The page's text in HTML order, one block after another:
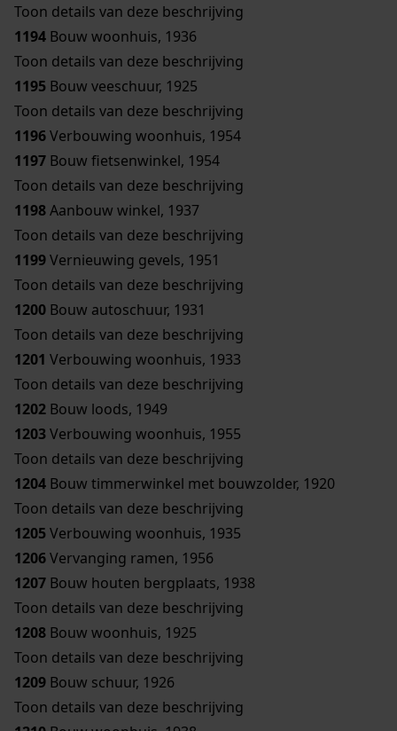
Toon details van deze beschrijving
1194 Bouw woonhuis, 1936
Toon details van deze beschrijving
1195 Bouw veeschuur, 1925
Toon details van deze beschrijving
1196Verbouwing woonhuis, 1954
1197 Bouw fietsenwinkel, 1954
Toon details van deze beschrijving
1198Aanbouw winkel, 1937
Toon details van deze beschrijving
1199Vernieuwing gevels, 1951
Toon details van deze beschrijving
1200 Bouw autoschuur, 1931
Toon details van deze beschrijving
1201 Verbouwing woonhuis, 1933
Toon details van deze beschrijving
1202 Bouw loods, 1949
1203Verbouwing woonhuis, 1955
Toon details van deze beschrijving
1204 Bouw timmerwinkel met bouwzolder, 1920
Toon details van deze beschrijving
1205Verbouwing woonhuis, 1935
1206Vervanging ramen, 1956
1207 Bouw houten bergplaats, 1938
Toon details van deze beschrijving
1208 Bouw woonhuis, 1925
Toon details van deze beschrijving
1209 Bouw schuur, 1926
Toon details van deze beschrijving